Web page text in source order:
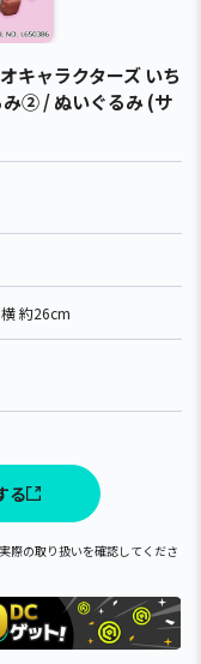
キャラクターズ いち
み② / ぬいぐるみ (サ
約26cm
る
際の取り扱いを確認してくださ